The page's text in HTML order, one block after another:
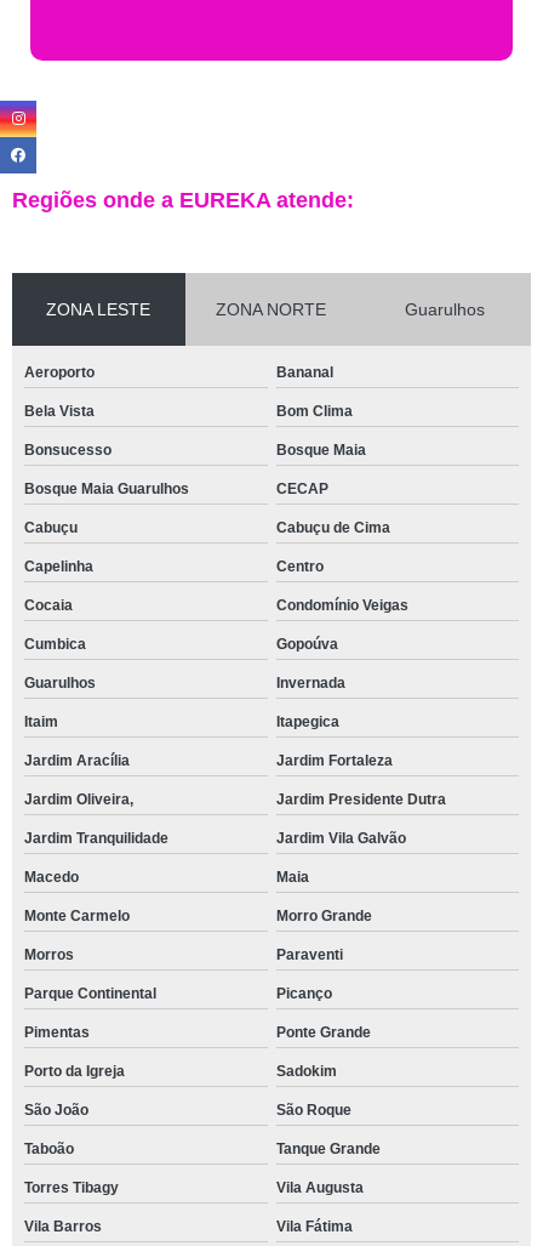
Regiões onde a EUREKA atende:
ZONA LESTE ZONA NORTE Guarulhos
Aeroporto Bananal
Bela Vista Bom Clima
Bonsucesso Bosque Maia
Bosque Maia Guarulhos CECAP
Cabuçu Cabuçu de Cima
Capelinha Centro
Cocaia Condomínio Veigas
Cumbica Gopoúva
Guarulhos Invernada
Itaim Itapegica
Jardim Aracília Jardim Fortaleza
Jardim Oliveira, Jardim Presidente Dutra
Jardim Tranquilidade Jardim Vila Galvão
Macedo Maia
Monte Carmelo Morro Grande
Morros Paraventi
Parque Continental Picanço
Pimentas Ponte Grande
Porto da Igreja Sadokim
São João São Roque
Taboão Tanque Grande
Torres Tibagy Vila Augusta
Vila Barros Vila Fátima